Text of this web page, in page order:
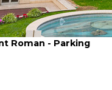
Roman - Parking